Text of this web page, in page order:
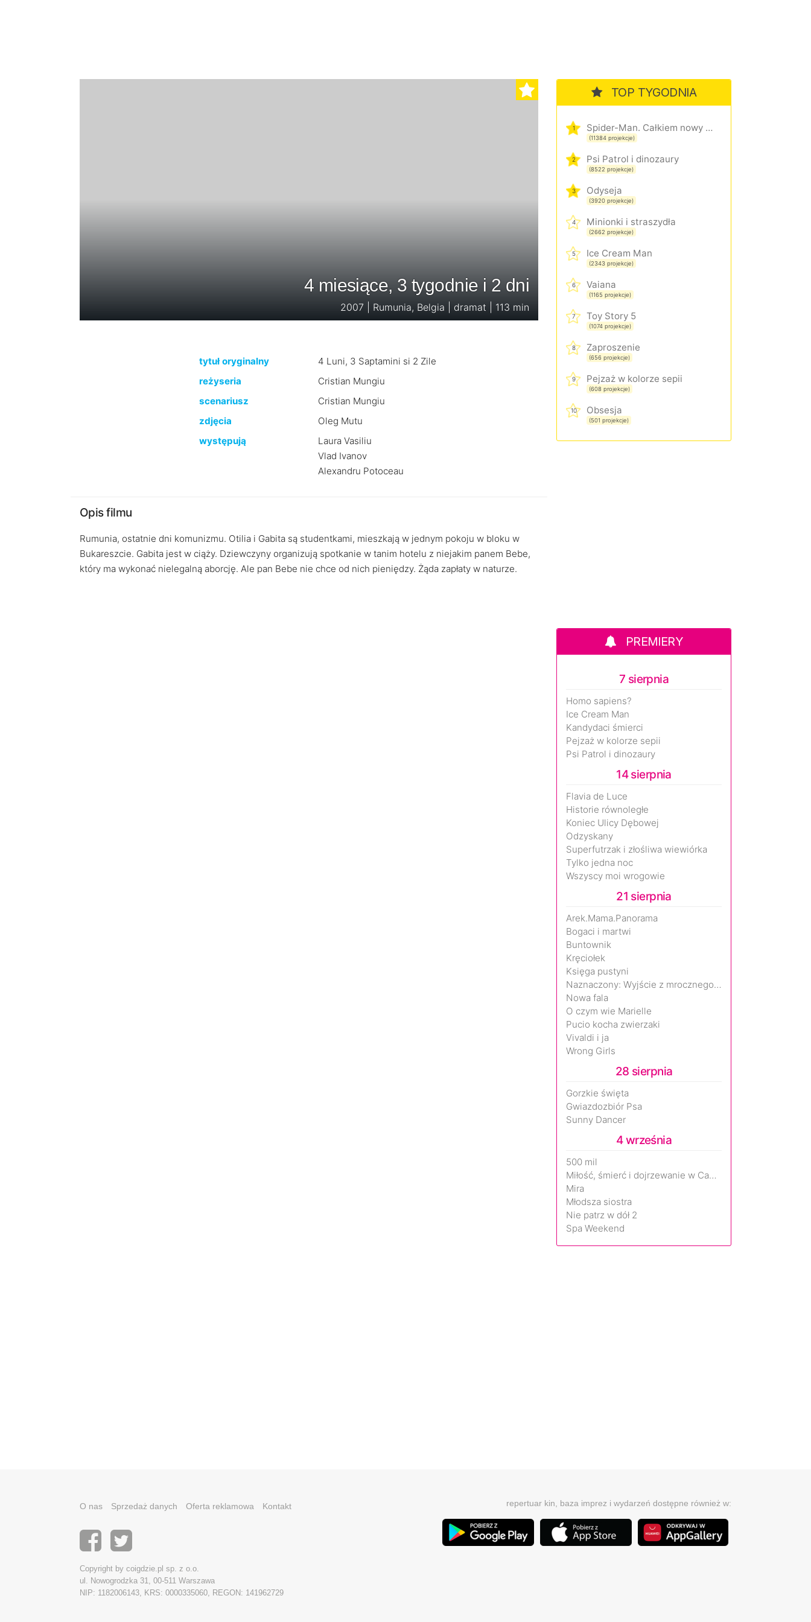
4 miesiące, 3 tygodnie i 2 dni
2007 | Rumunia, Belgia | dramat | 113 min
tytuł oryginalny
4 Luni, 3 Saptamini si 2 Zile
reżyseria
Cristian Mungiu
scenariusz
Cristian Mungiu
zdjęcia
Oleg Mutu
występują
Laura Vasiliu
Vlad Ivanov
Alexandru Potoceau
Opis filmu
Rumunia, ostatnie dni komunizmu. Otilia i Gabita są studentkami, mieszkają w jednym pokoju w bloku w
Bukareszcie. Gabita jest w ciąży. Dziewczyny organizują spotkanie w tanim hotelu z niejakim panem Bebe,
który ma wykonać nielegalną aborcję. Ale pan Bebe nie chce od nich pieniędzy. Żąda zapłaty w naturze.
TOP TYGODNIA
1 Spider-Man. Całkiem nowy dzień
(11384 projekcje)
2 Psi Patrol i dinozaury
(8522 projekcje)
3 Odyseja
(3920 projekcje)
4 Minionki i straszydła
(2662 projekcje)
5 Ice Cream Man
(2343 projekcje)
6 Vaiana
(1165 projekcje)
7 Toy Story 5
(1074 projekcje)
8 Zaproszenie
(656 projekcje)
9 Pejzaż w kolorze sepii
(608 projekcje)
10 Obsesja
(501 projekcje)
PREMIERY
7 sierpnia
Homo sapiens?
Ice Cream Man
Kandydaci śmierci
Pejzaż w kolorze sepii
Psi Patrol i dinozaury
14 sierpnia
Flavia de Luce
Historie równoległe
Koniec Ulicy Dębowej
Odzyskany
Superfutrzak i złośliwa wiewiórka
Tylko jedna noc
Wszyscy moi wrogowie
21 sierpnia
Arek.Mama.Panorama
Bogaci i martwi
Buntownik
Kręciołek
Księga pustyni
Naznaczony: Wyjście z mrocznego wymiaru
Nowa fala
O czym wie Marielle
Pucio kocha zwierzaki
Vivaldi i ja
Wrong Girls
28 sierpnia
Gorzkie święta
Gwiazdozbiór Psa
Sunny Dancer
4 września
500 mil
Miłość, śmierć i dojrzewanie w Camp Miasma
Mira
Młodsza siostra
Nie patrz w dół 2
Spa Weekend
O nas Sprzedaż danych Oferta reklamowa Kontakt
Copyright by coigdzie.pl sp. z o.o.
ul. Nowogrodzka 31, 00-511 Warszawa
NIP: 1182006143, KRS: 0000335060, REGON: 141962729
repertuar kin, baza imprez i wydarzeń dostępne również w: